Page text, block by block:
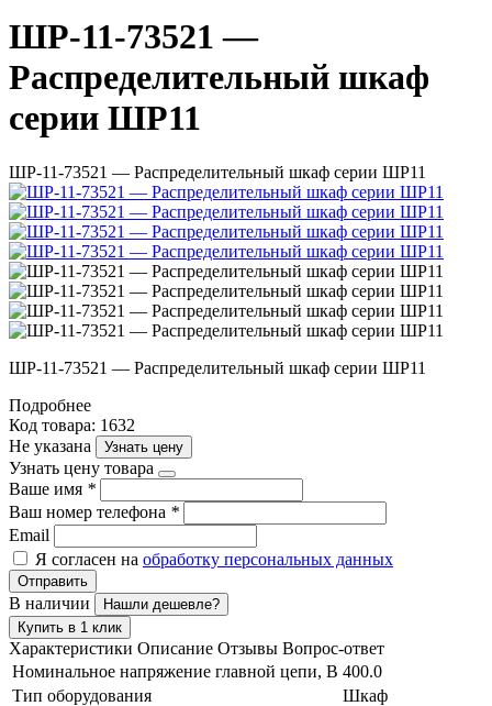
ШР-11-73521 —
Распределительный шкаф
серии ШР11
ШР-11-73521 — Распределительный шкаф серии ШР11
ШР-11-73521 — Распределительный шкаф серии ШР11
Подробнее
Код товара: 1632
Не указана
Узнать цену
Узнать цену товара
Ваше имя *
Ваш номер телефона *
Email
Я согласен на обработку персональных данных
Отправить
В наличии
Нашли дешевле?
Купить в 1 клик
Характеристики Описание Отзывы Вопрос-ответ
Номинальное напряжение главной цепи, В 400.0
Тип оборудования
Шкаф